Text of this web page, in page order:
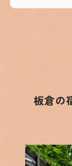
板倉の